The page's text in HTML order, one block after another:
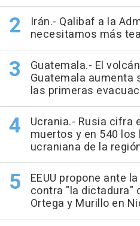
Irán.- Qalibaf a la
necesitamos más
Guatemala.- El
Guatemala aumenta
las primeras
Ucrania.- Rusia cifra
muertos y en 540
ucraniana de la
EEUU propone ante
contra "la dictadura"
Ortega y Murillo en